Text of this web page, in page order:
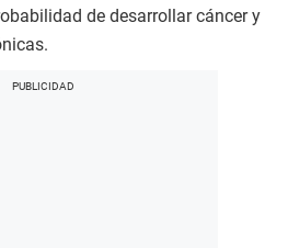
de desarrollar cáncer y